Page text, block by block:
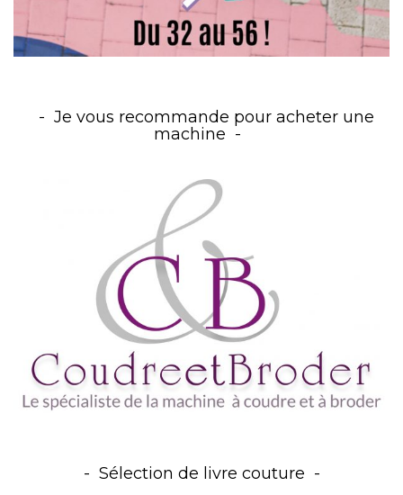
Je vous recommande pour acheter une
machine
Sélection de livre couture